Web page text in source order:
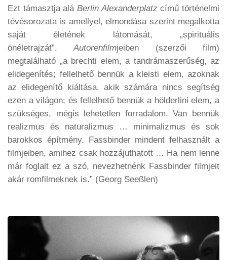
Ezt támasztja alá Berlin Alexanderplatzcímű történelmi
tévésorozata is amellyel, elmondása szerint megalkotta
saját életének látomását, „spirituális
önéletrajzát”.Autorenfilmjeiben (szerzői film)
megtalálható „a brechti elem, a tandrámaszerűség, az
elidegenítés; fellelhető bennük a kleisti elem, azoknak
az elidegenítő kiáltása, akik számára nincs segítség
ezen a világon; és fellelhető bennük a hölderlini elem, a
szükséges, mégis lehetetlen forradalom. Van bennük
realizmus és naturalizmus … minimalizmus és sok
barokkos építmény. Fassbinder mindent felhasznált a
filmjeiben, amihez csak hozzájuthatott … Ha nem lenne
már foglalt ez a szó, nevezhetnénk Fassbinder filmjeit
akár romfilmeknek is.” (Georg Seeßlen)